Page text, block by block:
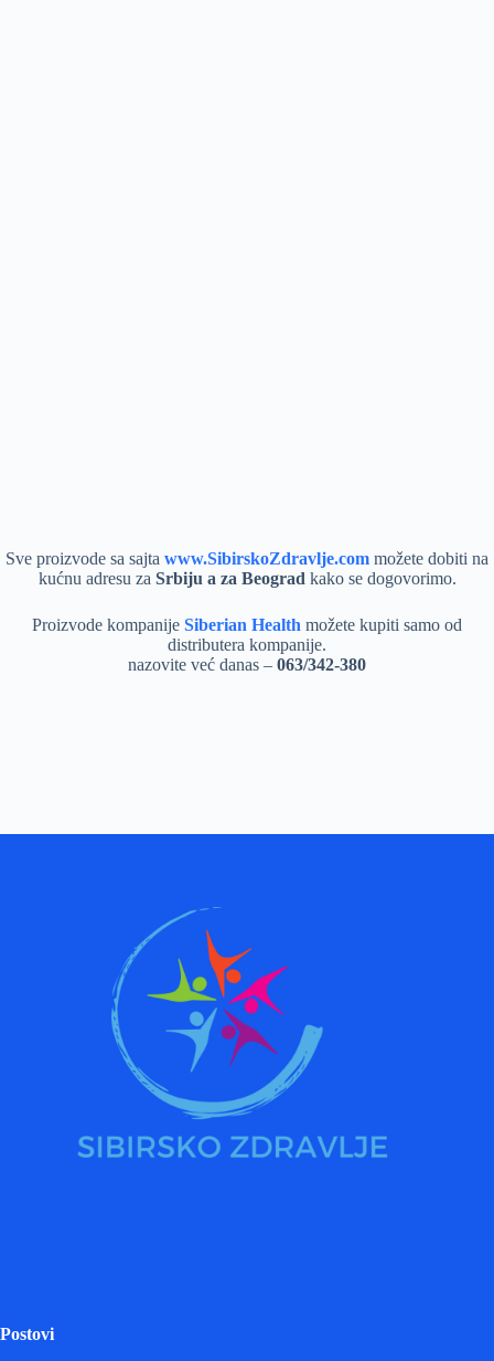
Sve proizvode sa sajta www.SibirskoZdravlje.com možete dobiti na
kućnu adresu za Srbiju a za Beograd kako se dogovorimo.
Proizvode kompanije Siberian Health možete kupiti samo od
distributera kompanije.
nazovite već danas – 063/342-380
Postovi